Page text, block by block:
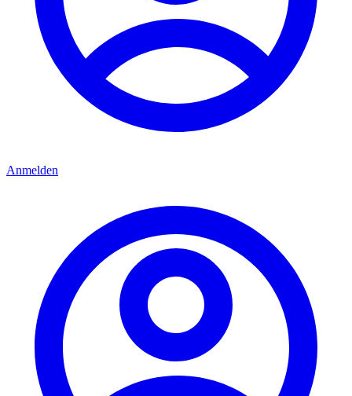
Anmelden